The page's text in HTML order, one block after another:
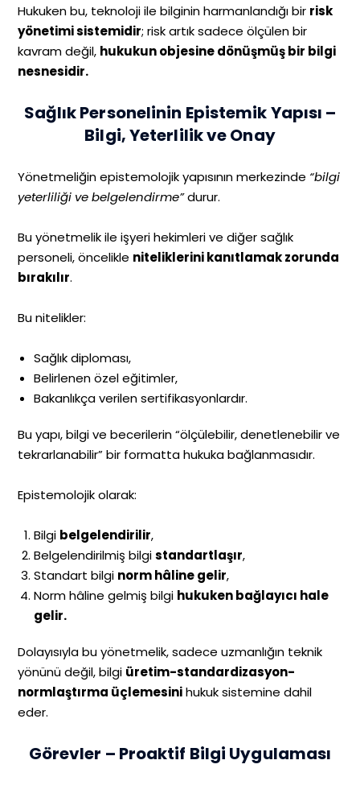
Hukuken bu, teknoloji ile bilginin harmanlandığı bir risk
yönetimi sistemidir; risk artık sadece ölçülen bir
kavram değil, hukukun objesine dönüşmüş bir bilgi
nesnesidir.
Sağlık Personelinin Epistemik Yapısı –
Bilgi, Yeterlilik ve Onay
Yönetmeliğin epistemolojik yapısının merkezinde “bilgi
yeterliliği ve belgelendirme”durur.
Bu yönetmelik ile işyeri hekimleri ve diğer sağlık
personeli, öncelikle niteliklerini kanıtlamak zorunda
bırakılır.
Bu nitelikler:
Sağlık diploması,
Belirlenen özel eğitimler,
Bakanlıkça verilen sertifikasyonlardır.
Bu yapı, bilgi ve becerilerin “ölçülebilir, denetlenebilir ve
tekrarlanabilir” bir formatta hukuka bağlanmasıdır.
Epistemolojik olarak:
Bilgi belgelendirilir,
Belgelendirilmiş bilgistandartlaşır,
Standart bilgi norm hâline gelir,
Norm hâline gelmiş bilgi hukuken bağlayıcı hale
gelir.
Dolayısıyla bu yönetmelik, sadece uzmanlığın teknik
yönünü değil, bilgi üretim-standardizasyon-
normlaştırma üçlemesinihukuk sistemine dahil
eder.
Görevler – Proaktif Bilgi Uygulaması